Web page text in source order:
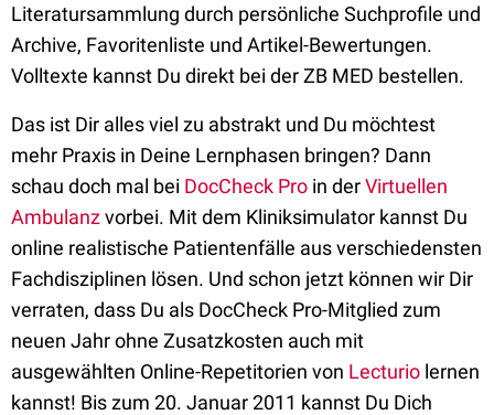
Literatursammlung durch persönliche Suchprofile und
Archive, Favoritenliste und Artikel-Bewertungen.
Volltexte kannst Du direkt bei der ZB MED bestellen.
Das ist Dir alles viel zu abstrakt und Du möchtest
mehr Praxis in Deine Lernphasen bringen? Dann
schau doch mal bei DocCheck Pro in derVirtuellen
Ambulanzvorbei. Mit dem Kliniksimulator kannst Du
online realistische Patientenfälle aus verschiedensten
Fachdisziplinen lösen. Und schon jetzt können wir Dir
verraten, dass Du als DocCheck Pro-Mitglied zum
neuen Jahr ohne Zusatzkosten auch mit
ausgewählten Online-Repetitorien von Lecturio lernen
kannst! Bis zum 20. Januar 2011 kannst Du Dich